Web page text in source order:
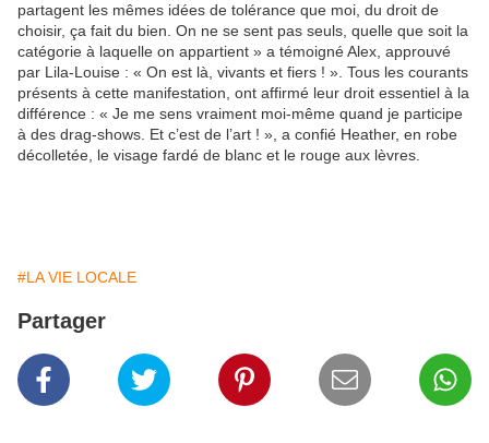
partagent les mêmes idées de tolérance que moi, du droit de
choisir, ça fait du bien. On ne se sent pas seuls, quelle que soit la
catégorie à laquelle on appartient » a témoigné Alex, approuvé
par Lila-Louise : « On est là, vivants et fiers ! ». Tous les courants
présents à cette manifestation, ont affirmé leur droit essentiel à la
différence : « Je me sens vraiment moi-même quand je participe
à des drag-shows. Et c’est de l’art ! », a confié Heather, en robe
décolletée, le visage fardé de blanc et le rouge aux lèvres.
#LA VIE LOCALE
Partager